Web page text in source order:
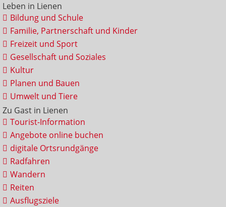
Leben in Lienen
Bildung und Schule
Familie, Partnerschaft und Kinder
Freizeit und Sport
Gesellschaft und Soziales
Kultur
Planen und Bauen
Umwelt und Tiere
Zu Gast in Lienen
Tourist-Information
Angebote online buchen
digitale Ortsrundgänge
Radfahren
Wandern
Reiten
Ausflugsziele